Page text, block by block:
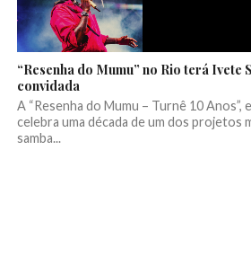
“Resenha do Mumu” no Rio terá Ivete
convidada
A “Resenha do Mumu – Turnê 10 Anos”,
celebra uma década de um dos projetos
samba...